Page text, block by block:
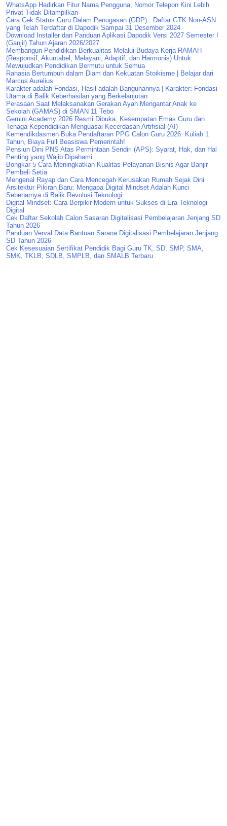
WhatsApp Hadirkan Fitur Nama Pengguna, Nomor Telepon Kini Lebih
Privat Tidak Ditampilkan
Cara Cek Status Guru Dalam Penugasan (GDP) : Daftar GTK Non-ASN
yang Telah Terdaftar di Dapodik Sampai 31 Desember 2024
Download Installer dan Panduan Aplikasi Dapodik Versi 2027 Semester I
(Ganjil) Tahun Ajaran 2026/2027
Membangun Pendidikan Berkualitas Melalui Budaya Kerja RAMAH
(Responsif, Akuntabel, Melayani, Adaptif, dan Harmonis) Untuk
Mewujudkan Pendidikan Bermutu untuk Semua
Rahasia Bertumbuh dalam Diam dan Kekuatan Stoikisme | Belajar dari
Marcus Aurelius
Karakter adalah Fondasi, Hasil adalah Bangunannya | Karakter: Fondasi
Utama di Balik Keberhasilan yang Berkelanjutan
Perasaan Saat Melaksanakan Gerakan Ayah Mengantar Anak ke
Sekolah (GAMAS) di SMAN 11 Tebo
Gemini Academy 2026 Resmi Dibuka: Kesempatan Emas Guru dan
Tenaga Kependidikan Menguasai Kecerdasan Artifisial (AI)
Kemendikdasmen Buka Pendaftaran PPG Calon Guru 2026: Kuliah 1
Tahun, Biaya Full Beasiswa Pemerintah!
Pensiun Dini PNS Atas Permintaan Sendiri (APS): Syarat, Hak, dan Hal
Penting yang Wajib Dipahami
Bongkar 5 Cara Meningkatkan Kualitas Pelayanan Bisnis Agar Banjir
Pembeli Setia
Mengenal Rayap dan Cara Mencegah Kerusakan Rumah Sejak Dini
Arsitektur Pikiran Baru: Mengapa Digital Mindset Adalah Kunci
Sebenarnya di Balik Revolusi Teknologi
Digital Mindset: Cara Berpikir Modern untuk Sukses di Era Teknologi
Digital
Cek Daftar Sekolah Calon Sasaran Digitalisasi Pembelajaran Jenjang SD
Tahun 2026
Panduan Verval Data Bantuan Sarana Digitalisasi Pembelajaran Jenjang
SD Tahun 2026
Cek Kesesuaian Sertifikat Pendidik Bagi Guru TK, SD, SMP, SMA,
SMK, TKLB, SDLB, SMPLB, dan SMALB Terbaru